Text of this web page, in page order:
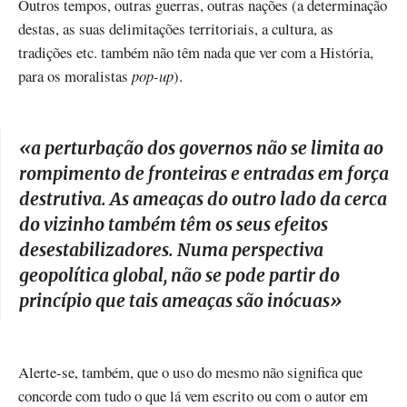
Outros tempos, outras guerras, outras nações (a determinação
destas, as suas delimitações territoriais, a cultura, as
tradições etc. também não têm nada que ver com a História,
para os moralistas pop-up).
«a perturbação dos governos não se limita ao
rompimento de fronteiras e entradas em força
destrutiva. As ameaças do outro lado da cerca
do vizinho também têm os seus efeitos
desestabilizadores. Numa perspectiva
geopolítica global, não se pode partir do
princípio que tais ameaças são inócuas»
Alerte-se, também, que o uso do mesmo não significa que
concorde com tudo o que lá vem escrito ou com o autor em